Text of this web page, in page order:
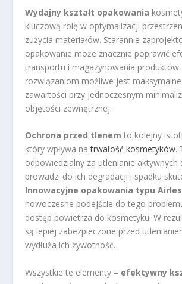
Wydajny kształt opakowania
kluczową rolę w optymalizacji
zużycia materiałów. Starannie
opakowanie może znacznie poprawić
transportu i magazynowania
rozwiązaniom możliwe jest
zawartości przy jednoczesnym
objętości zewnętrznej.
Ochrona przed tlenem to kolejny
który wpływa natrwałość kosmetyków.
odpowiedzialny za utlenianie aktywnych
prowadzi do ich degradacji i spadku
Innowacyjne opakowania typu
nowoczesne podejście do tego
dostęp powietrza do kosmetyku. W
są lepiej zabezpieczone przed
wydłuża ich żywotność.
Wszystkie te elementy – efektywny